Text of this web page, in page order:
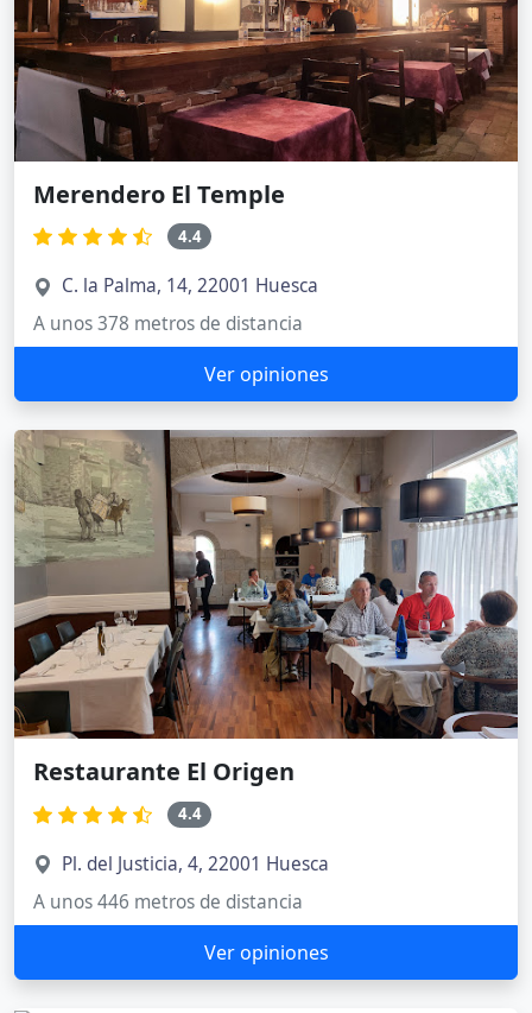
Merendero El Temple
4.4
C. la Palma, 14, 22001 Huesca
A unos 378 metros de distancia
Ver opiniones
Restaurante El Origen
4.4
Pl. del Justicia, 4, 22001 Huesca
A unos 446 metros de distancia
Ver opiniones